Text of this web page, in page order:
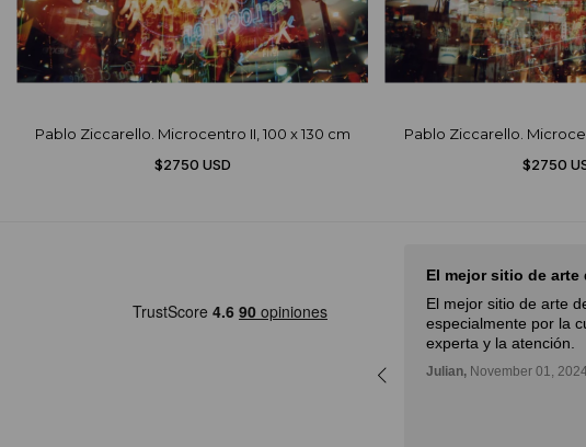
Pablo Ziccarello. Microcentro II, 100 x 130 cm
$2750 USD
Pablo Ziccarello.
$2750
Muy buena experiencia. Diderot
es una excelente y novedosa
El mejor sitio de arte
El mejor sitio de arte
especialmente por la
experta y la atención.
Julian, November 01, 2024